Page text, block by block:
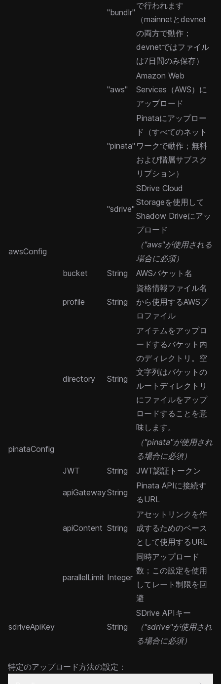
"bundlr"
で行われます
（mainnetとdevnet
の両方で動作；
devnetではファイル
は7日間のみ保存）
"aws"
Amazon Web
Services（AWS）に
アップロード
"pinata"
Pinataにアップロー
ド（すべてのネット
ワークで動作；無料
および階層サブスク
リプション）
"sdrive"
SDrive Cloud
Storageを使用して
Shadow Driveにアッ
プロード
awsConfig
（"aws"が使用される
場合に必須）
bucket
String AWSバケット名
profile String
資格情報ファイル名
から使用するAWSプ
ロファイル
directory String
アイテムをアップロ
ードするバケット内
のディレクトリ。空
文字列はバケットの
ルートディレクトリ
にファイルをアップ
ロードすることを意
味します。
pinataConfig
（"pinata"が使用され
る場合に必須）
JWT
String JWT認証トークン
apiGatewayString
Pinata APIに接続す
るURL
apiContent String
アセットリンクを作
成するためのベース
として使用するURL
parallelLimit Integer
同時アップロード
数；この設定を使用
してレート制限を回
避
sdriveApiKey String
SDrive APIキー
（"sdrive"が使用され
る場合に必須）
特定のアップロード方法の設定：